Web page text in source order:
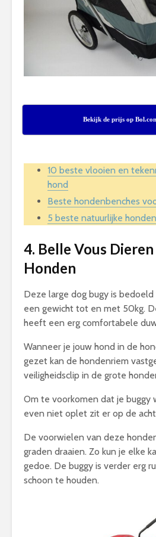
Bekijk de prijs op
10 beste vlooien en
hond
Beste hondenbenches
5 beste natuurlijke
4. Belle Vous
Honden
Deze large dog bugy is
een gewicht tot en met 50kg.
heeft een erg comfortabele
Wanneer je jouw hond in de
gezet kan de hondenriem
veiligheidsclip in de grote
Om te voorkomen dat je buggy
even niet oplet zit er op de
De voorwielen van deze
graden draaien. Zo kun je elke
gedoe. De buggy is verder erg
schoon te houden.